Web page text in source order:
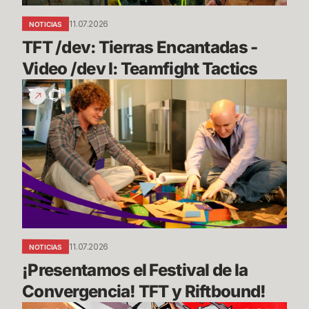
Tactics
NOTICIAS 11.07.2026
TFT /dev: Tierras Encantadas -
Video /dev I: Teamfight Tactics
¡Presentamos
el
Festival
de
la
Convergencia!
TFT
y
Riftbound!
NOTICIAS 11.07.2026
¡Presentamos el Festival de la
Convergencia! TFT y Riftbound!